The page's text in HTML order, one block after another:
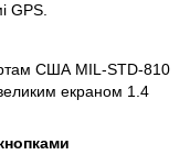
GPS.
США MIL-STD-810
екраном 1.4